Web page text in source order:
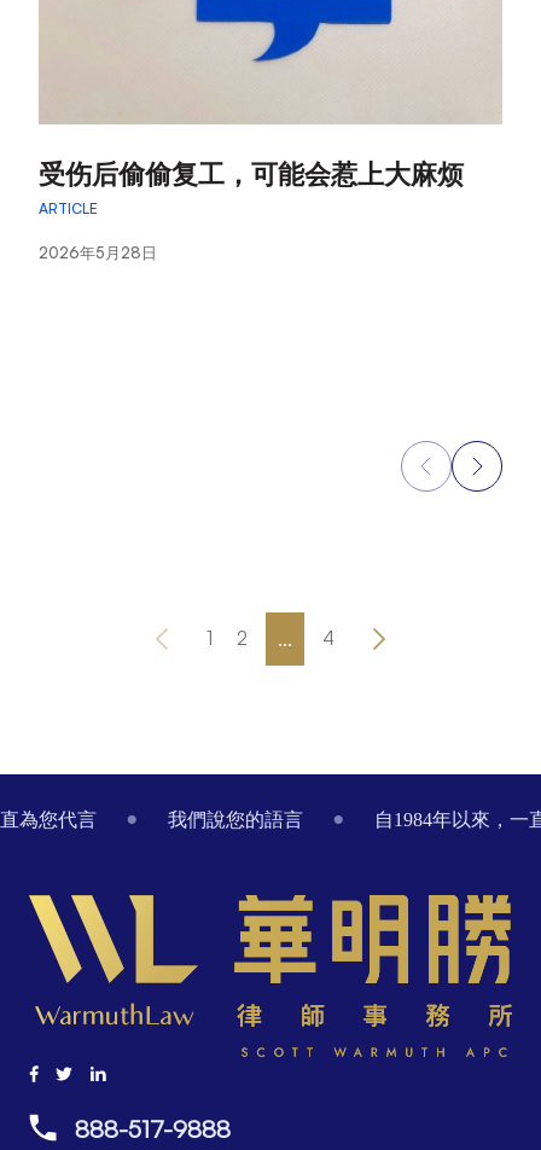
ARTICLE
:受伤后偷偷复工，可能会惹上大麻烦
2026年5月28日
1 2 ... 4
為您代言 我們說您的語言 自1984年以來，一
888-517-9888